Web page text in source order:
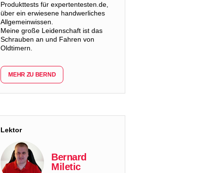
Produkttests für expertentesten.de,
über ein erwiesene handwerliches
Allgemeinwissen.
Meine große Leidenschaft ist das
Schrauben an und Fahren von
Oldtimern.
MEHR ZU BERND
Lektor
Bernard
Miletic